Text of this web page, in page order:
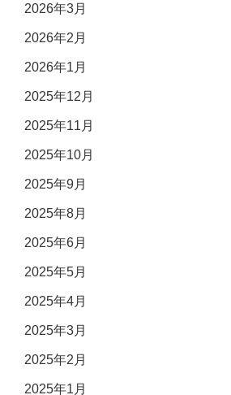
2026年3月
2026年2月
2026年1月
2025年12月
2025年11月
2025年10月
2025年9月
2025年8月
2025年6月
2025年5月
2025年4月
2025年3月
2025年2月
2025年1月